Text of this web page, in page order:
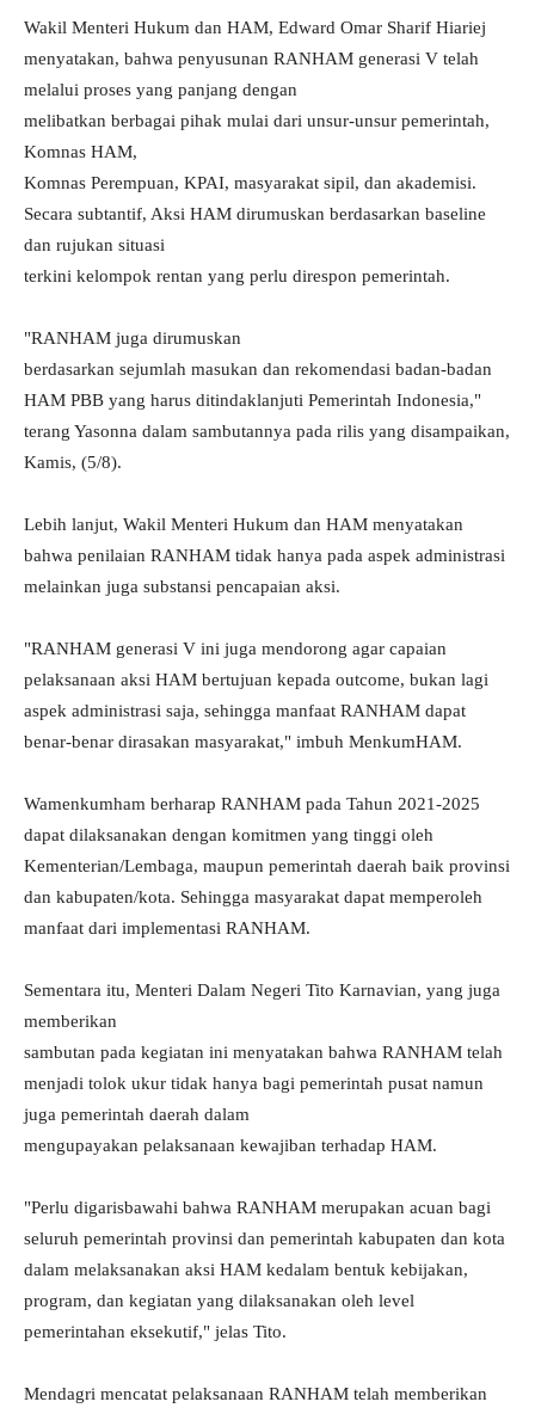
Wakil Menteri Hukum dan HAM, Edward Omar Sharif Hiariej
menyatakan, bahwa penyusunan RANHAM generasi V telah
melalui proses yang panjang dengan
melibatkan berbagai pihak mulai dari unsur-unsur pemerintah,
Komnas HAM,
Komnas Perempuan, KPAI, masyarakat sipil, dan akademisi.
Secara subtantif, Aksi HAM dirumuskan berdasarkan baseline
dan rujukan situasi
terkini kelompok rentan yang perlu direspon pemerintah.
"RANHAM juga dirumuskan
berdasarkan sejumlah masukan dan rekomendasi badan-badan
HAM PBB yang harus ditindaklanjuti Pemerintah Indonesia,"
terang Yasonna dalam sambutannya pada rilis yang disampaikan,
Kamis, (5/8).
Lebih lanjut, Wakil Menteri Hukum dan HAM menyatakan
bahwa penilaian RANHAM tidak hanya pada aspek administrasi
melainkan juga substansi pencapaian aksi.
"RANHAM generasi V ini juga mendorong agar capaian
pelaksanaan aksi HAM bertujuan kepada outcome, bukan lagi
aspek administrasi saja, sehingga manfaat RANHAM dapat
benar-benar dirasakan masyarakat," imbuh MenkumHAM.
Wamenkumham berharap RANHAM pada Tahun 2021-2025
dapat dilaksanakan dengan komitmen yang tinggi oleh
Kementerian/Lembaga, maupun pemerintah daerah baik provinsi
dan kabupaten/kota. Sehingga masyarakat dapat memperoleh
manfaat dari implementasi RANHAM.
Sementara itu, Menteri Dalam Negeri Tito Karnavian, yang juga
memberikan
sambutan pada kegiatan ini menyatakan bahwa RANHAM telah
menjadi tolok ukur tidak hanya bagi pemerintah pusat namun
juga pemerintah daerah dalam
mengupayakan pelaksanaan kewajiban terhadap HAM.
"Perlu digarisbawahi bahwa RANHAM merupakan acuan bagi
seluruh pemerintah provinsi dan pemerintah kabupaten dan kota
dalam melaksanakan aksi HAM kedalam bentuk kebijakan,
program, dan kegiatan yang dilaksanakan oleh level
pemerintahan eksekutif," jelas Tito.
Mendagri mencatat pelaksanaan RANHAM telah memberikan